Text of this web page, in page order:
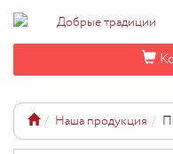
ИНФОРМАЦИЯ
Наша продукция